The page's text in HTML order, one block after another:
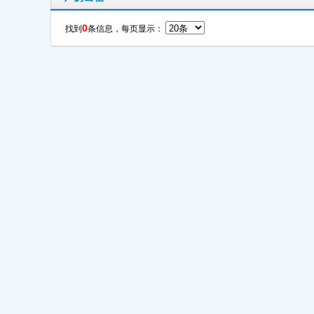
找到 0条信息，每页显示：